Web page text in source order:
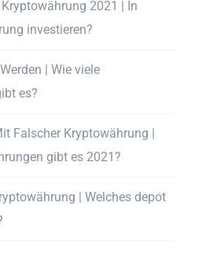
2021 | In
investieren?
| Wie viele
es?
Falscher Kryptowährung |
gibt es 2021?
| Welches depot